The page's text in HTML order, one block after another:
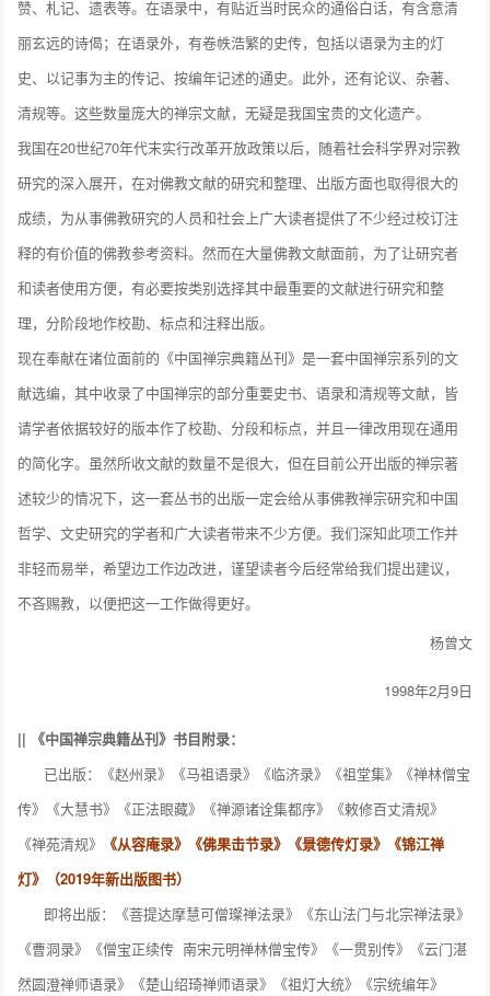
赞、札记、遗表等。在语录中，有贴近当时民众的通俗白话，有含意清
丽玄远的诗偈；在语录外，有卷帙浩繁的史传，包括以语录为主的灯
史、以记事为主的传记、按编年记述的通史。此外，还有论议、杂著、
清规等。这些数量庞大的禅宗文献，无疑是我国宝贵的文化遗产。
我国在20世纪70年代末实行改革开放政策以后，随着社会科学界对宗教
研究的深入展开，在对佛教文献的研究和整理、出版方面也取得很大的
成绩，为从事佛教研究的人员和社会上广大读者提供了不少经过校订注
释的有价值的佛教参考资料。然而在大量佛教文献面前，为了让研究者
和读者使用方便，有必要按类别选择其中最重要的文献进行研究和整
理，分阶段地作校勘、标点和注释出版。
现在奉献在诸位面前的《中国禅宗典籍丛刊》是一套中国禅宗系列的文
献选编，其中收录了中国禅宗的部分重要史书、语录和清规等文献，皆
请学者依据较好的版本作了校勘、分段和标点，并且一律改用现在通用
的简化字。虽然所收文献的数量不是很大，但在目前公开出版的禅宗著
述较少的情况下，这一套丛书的出版一定会给从事佛教禅宗研究和中国
哲学、文史研究的学者和广大读者带来不少方便。我们深知此项工作并
非轻而易举，希望边工作边改进，谨望读者今后经常给我们提出建议，
不吝赐教，以便把这一工作做得更好。
杨曾文
1998年2月9日
|| 《中国禅宗典籍丛刊》书目附录：
已出版：《赵州录》《马祖语录》《临济录》《祖堂集》《禅林僧宝
传》《大慧书》《正法眼藏》《禅源诸诠集都序》《敕修百丈清规》
《禅苑清规》
《从容庵录》《佛果击节录》《景德传灯录》《锦江禅
灯》（2019年新出版图书）
即将出版：《菩提达摩慧可僧璨禅法录》《东山法门与北宗禅法录》
《曹洞录》《僧宝正续传 南宋元明禅林僧宝传》《一贯别传》《云门湛
然圆澄禅师语录》《楚山绍琦禅师语录》《祖灯大统》《宗统编年》